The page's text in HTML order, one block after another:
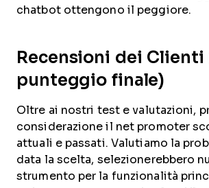
chatbot ottengono il peggiore.
Recensioni dei Clienti
punteggio finale)
Oltre ai nostri test e valutazioni,
considerazione il net promoter
attuali e passati. Valutiamo la
data la scelta, selezionerebbero
strumento per la funzionalità